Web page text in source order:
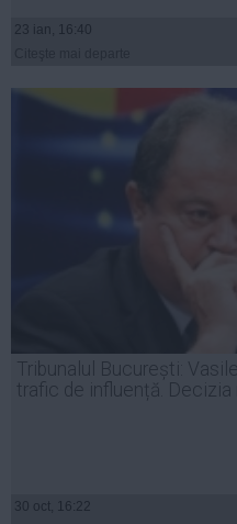
23 ian, 16:40
Tribunalul București:
trafic de influență. Decizia
30 oct, 16:22